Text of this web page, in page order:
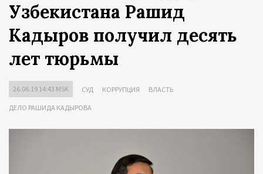
Узбекистана Рашид
Кадыров получил десять
лет тюрьмы
26.06.19 14:43 MSK СУД КОРРУПЦИЯ ВЛАСТЬ
ДЕЛО РАШИДА КАДЫРОВА